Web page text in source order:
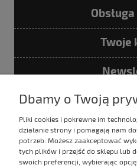
Twoje
Podając adres e-
Politykę
Dbamy o Twoją
Pliki cookies i pokrewne im
działanie strony i pomagają nam
potrzeb. Możesz zaakceptować
tych plików i przejść do sklepu lub
swoich preferencji, wybierając opcję